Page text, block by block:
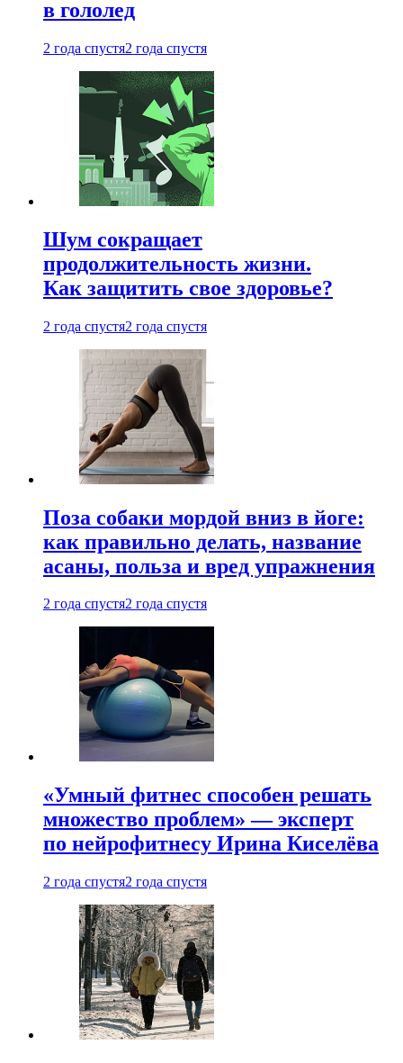
в гололед
2 года спустя2 года спустя
Шум сокращает
продолжительность жизни.
Как защитить свое здоровье?
2 года спустя2 года спустя
Поза собаки мордой вниз в йоге:
как правильно делать, название
асаны, польза и вред упражнения
2 года спустя2 года спустя
«Умный фитнес способен решать
множество проблем» — эксперт
по нейрофитнесу Ирина Киселёва
2 года спустя2 года спустя